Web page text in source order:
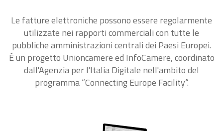
Le fatture elettroniche possono essere regolarmente
utilizzate nei rapporti commerciali con tutte le
pubbliche amministrazioni centrali dei Paesi Europei.
É un progetto Unioncamere ed InfoCamere, coordinato
dall'Agenzia per l'Italia Digitale nell'ambito del
programma “Connecting Europe Facility“.